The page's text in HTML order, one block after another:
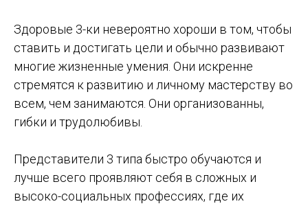
Здоровые 3-ки невероятно хороши в том, чтобы
ставить и достигать цели и обычно развивают
многие жизненные умения. Они искренне
стремятся к развитию и личному мастерству во
всем, чем занимаются. Они организованны,
гибки и трудолюбивы.
Представители 3 типа быстро обучаются и
лучше всего проявляют себя в сложных и
высоко-социальных профессиях, где их